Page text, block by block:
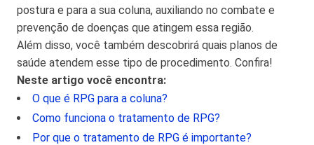
postura e para a sua coluna, auxiliando no combate e
prevenção de doenças que atingem essa região.
Além disso, você também descobrirá quais planos de
saúde atendem esse tipo de procedimento. Confira!
Neste artigo você encontra:
O que é RPG para a coluna?
Como funciona o tratamento de RPG?
Por que o tratamento de RPG é importante?